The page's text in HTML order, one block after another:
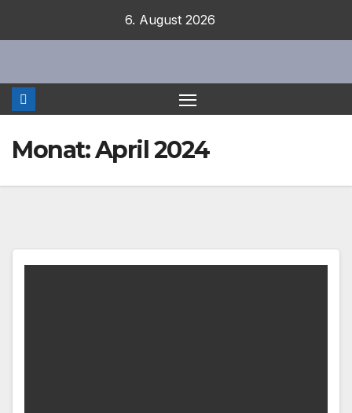
6. August 2026
Monat:April 2024